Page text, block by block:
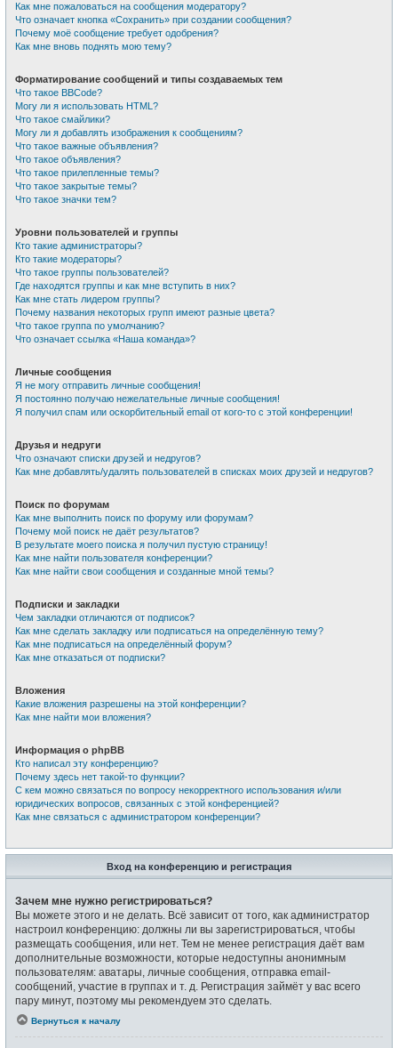
Как мне пожаловаться на сообщения модератору?
Что означает кнопка «Сохранить» при создании сообщения?
Почему моё сообщение требует одобрения?
Как мне вновь поднять мою тему?
Форматирование сообщений и типы создаваемых тем
Что такое BBCode?
Могу ли я использовать HTML?
Что такое смайлики?
Могу ли я добавлять изображения к сообщениям?
Что такое важные объявления?
Что такое объявления?
Что такое прилепленные темы?
Что такое закрытые темы?
Что такое значки тем?
Уровни пользователей и группы
Кто такие администраторы?
Кто такие модераторы?
Что такое группы пользователей?
Где находятся группы и как мне вступить в них?
Как мне стать лидером группы?
Почему названия некоторых групп имеют разные цвета?
Что такое группа по умолчанию?
Что означает ссылка «Наша команда»?
Личные сообщения
Я не могу отправить личные сообщения!
Я постоянно получаю нежелательные личные сообщения!
Я получил спам или оскорбительный email от кого-то с этой конференции!
Друзья и недруги
Что означают списки друзей и недругов?
Как мне добавлять/удалять пользователей в списках моих друзей и недругов?
Поиск по форумам
Как мне выполнить поиск по форуму или форумам?
Почему мой поиск не даёт результатов?
В результате моего поиска я получил пустую страницу!
Как мне найти пользователя конференции?
Как мне найти свои сообщения и созданные мной темы?
Подписки и закладки
Чем закладки отличаются от подписок?
Как мне сделать закладку или подписаться на определённую тему?
Как мне подписаться на определённый форум?
Как мне отказаться от подписки?
Вложения
Какие вложения разрешены на этой конференции?
Как мне найти мои вложения?
Информация о phpBB
Кто написал эту конференцию?
Почему здесь нет такой-то функции?
С кем можно связаться по вопросу некорректного использования и/или
юридических вопросов, связанных с этой конференцией?
Как мне связаться с администратором конференции?
Вход на конференцию и регистрация
Зачем мне нужно регистрироваться?
Вы можете этого и не делать. Всё зависит от того, как администратор
настроил конференцию: должны ли вы зарегистрироваться, чтобы
размещать сообщения, или нет. Тем не менее регистрация даёт вам
дополнительные возможности, которые недоступны анонимным
пользователям: аватары, личные сообщения, отправка email-
сообщений, участие в группах и т. д. Регистрация займёт у вас всего
пару минут, поэтому мы рекомендуем это сделать.
Вернуться к началу